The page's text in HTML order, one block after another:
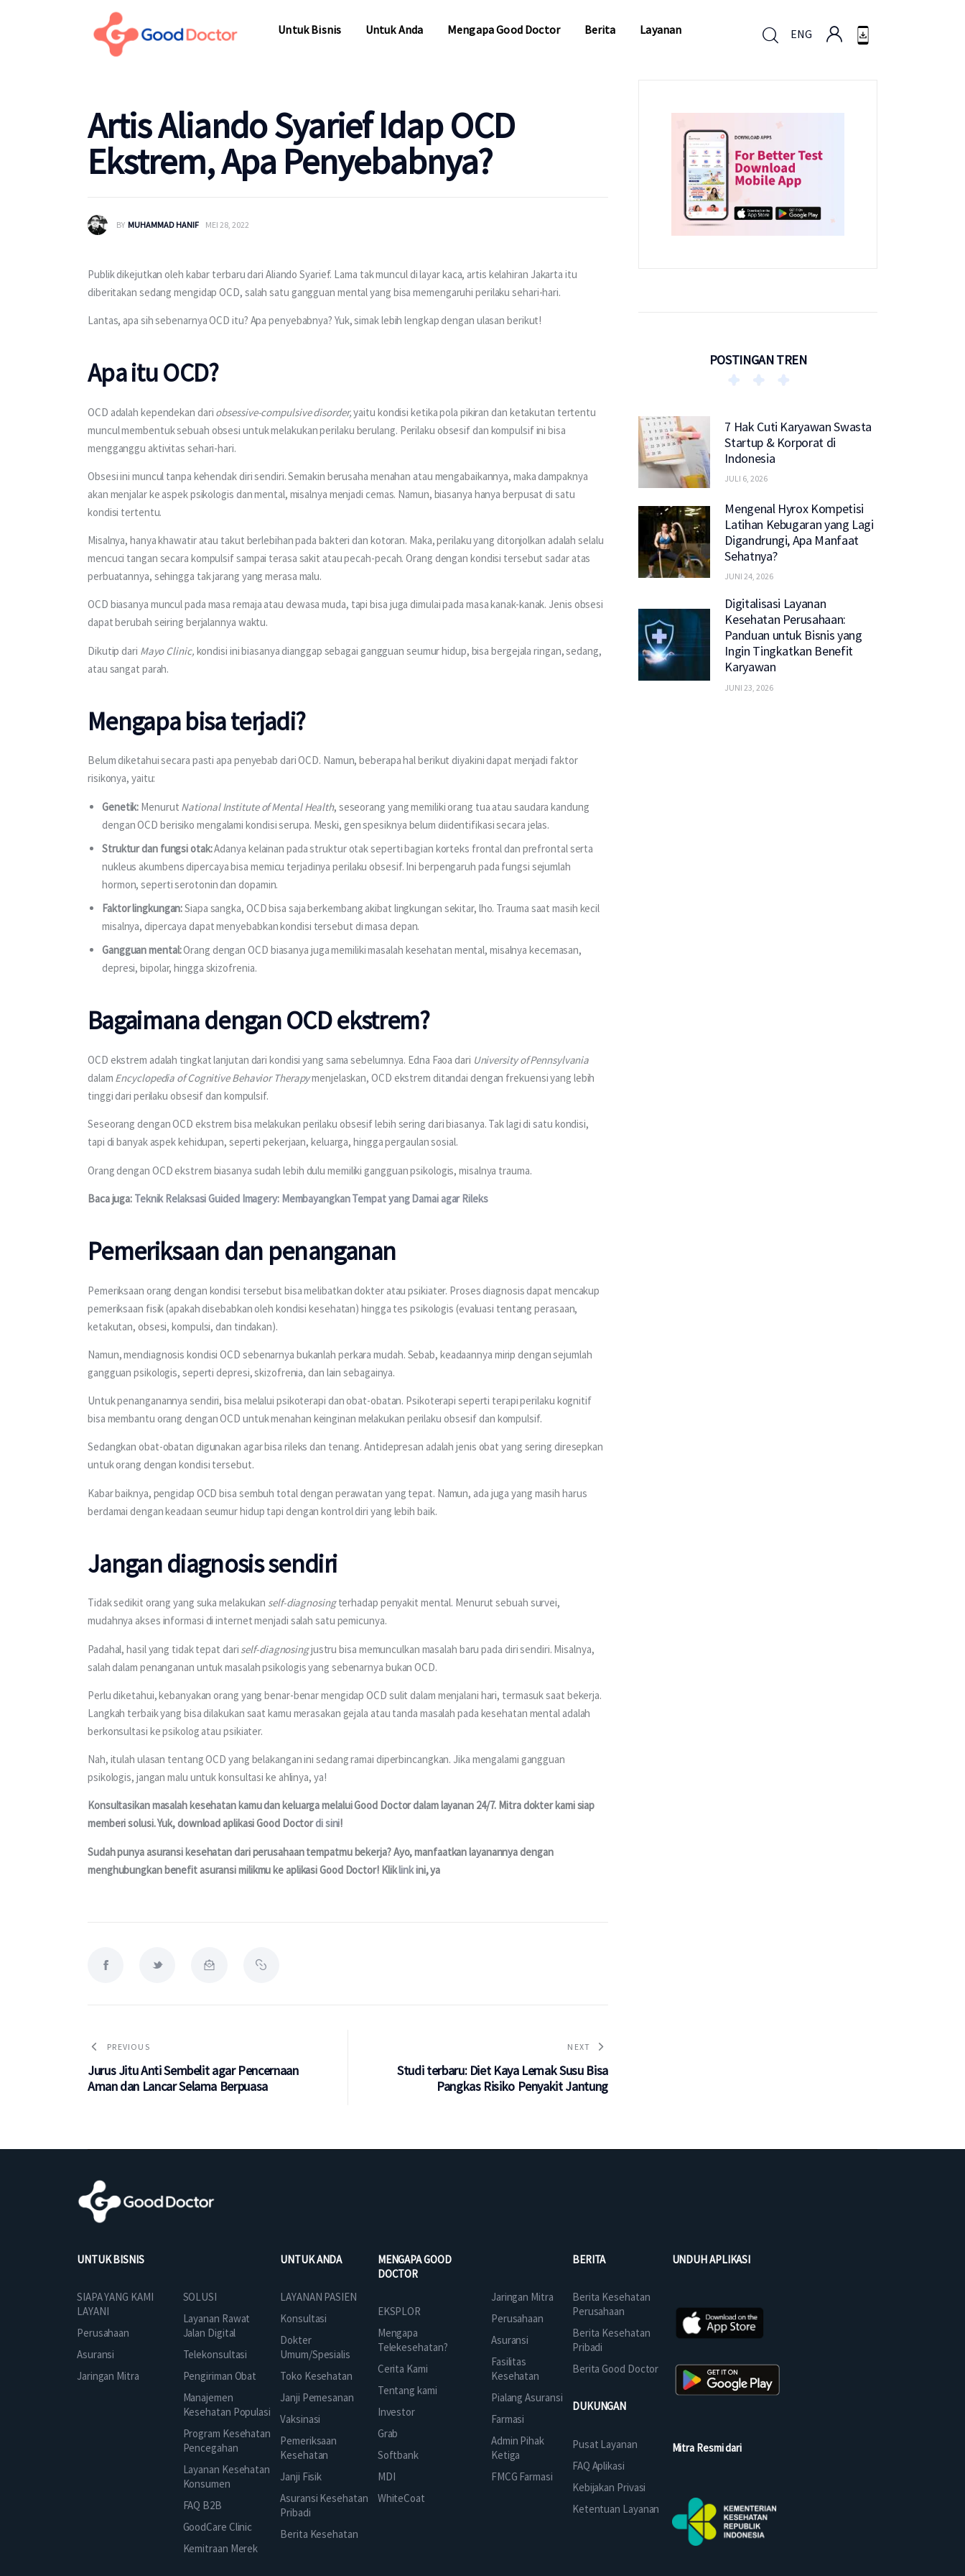
Untuk Bisnis Untuk Anda Mengapa Good Doctor Berita Layanan ENG
Artis Aliando Syarief Idap OCD
Ekstrem, Apa Penyebabnya?
BY MUHAMMAD HANIF MEI 28, 2022
Publik dikejutkan oleh kabar terbaru dari Aliando Syarief. Lama tak muncul di layar kaca, artis kelahiran Jakarta itu
diberitakan sedang mengidap OCD, salah satu gangguan mental yang bisa memengaruhi perilaku sehari-hari.
Lantas, apa sih sebenarnya OCD itu? Apa penyebabnya? Yuk, simak lebih lengkap dengan ulasan berikut!
Apa itu OCD?
OCD adalah kependekan dari obsessive-compulsive disorder, yaitu kondisi ketika pola pikiran dan ketakutan tertentu
muncul membentuk sebuah obsesi untuk melakukan perilaku berulang. Perilaku obsesif dan kompulsif ini bisa
mengganggu aktivitas sehari-hari.
Obsesi ini muncul tanpa kehendak diri sendiri. Semakin berusaha menahan atau mengabaikannya, maka dampaknya
akan menjalar ke aspek psikologis dan mental, misalnya menjadi cemas. Namun, biasanya hanya berpusat di satu
kondisi tertentu.
Misalnya, hanya khawatir atau takut berlebihan pada bakteri dan kotoran. Maka, perilaku yang ditonjolkan adalah selalu
mencuci tangan secara kompulsif sampai terasa sakit atau pecah-pecah. Orang dengan kondisi tersebut sadar atas
perbuatannya, sehingga tak jarang yang merasa malu.
OCD biasanya muncul pada masa remaja atau dewasa muda, tapi bisa juga dimulai pada masa kanak-kanak. Jenis obsesi
dapat berubah seiring berjalannya waktu.
Dikutip dari Mayo Clinic, kondisi ini biasanya dianggap sebagai gangguan seumur hidup, bisa bergejala ringan, sedang,
atau sangat parah.
Mengapa bisa terjadi?
Belum diketahui secara pasti apa penyebab dari OCD. Namun, beberapa hal berikut diyakini dapat menjadi faktor
risikonya, yaitu:
Genetik: Menurut National Institute of Mental Health, seseorang yang memiliki orang tua atau saudara kandung
dengan OCD berisiko mengalami kondisi serupa. Meski, gen spesiknya belum diidentifikasi secara jelas.
Struktur dan fungsi otak:Adanya kelainan pada struktur otak seperti bagian korteks frontal dan prefrontal serta
nukleus akumbens dipercaya bisa memicu terjadinya perilaku obsesif. Ini berpengaruh pada fungsi sejumlah
hormon, seperti serotonin dan dopamin.
Faktor lingkungan:Siapa sangka, OCD bisa saja berkembang akibat lingkungan sekitar, lho. Trauma saat masih kecil
misalnya, dipercaya dapat menyebabkan kondisi tersebut di masa depan.
Gangguan mental:Orang dengan OCD biasanya juga memiliki masalah kesehatan mental, misalnya kecemasan,
depresi, bipolar, hingga skizofrenia.
Bagaimana dengan OCD ekstrem?
OCD ekstrem adalah tingkat lanjutan dari kondisi yang sama sebelumnya. Edna Faoa dari University of Pennsylvania
dalam Encyclopedia of Cognitive Behavior Therapy menjelaskan, OCD ekstrem ditandai dengan frekuensi yang lebih
tinggi dari perilaku obsesif dan kompulsif.
Seseorang dengan OCD ekstrem bisa melakukan perilaku obsesif lebih sering dari biasanya. Tak lagi di satu kondisi,
tapi di banyak aspek kehidupan, seperti pekerjaan, keluarga, hingga pergaulan sosial.
Orang dengan OCD ekstrem biasanya sudah lebih dulu memiliki gangguan psikologis, misalnya trauma.
Baca juga: Teknik Relaksasi Guided Imagery: Membayangkan Tempat yang Damai agar Rileks
Pemeriksaan dan penanganan
Pemeriksaan orang dengan kondisi tersebut bisa melibatkan dokter atau psikiater. Proses diagnosis dapat mencakup
pemeriksaan fisik (apakah disebabkan oleh kondisi kesehatan) hingga tes psikologis (evaluasi tentang perasaan,
ketakutan, obsesi, kompulsi, dan tindakan).
Namun, mendiagnosis kondisi OCD sebenarnya bukanlah perkara mudah. Sebab, keadaannya mirip dengan sejumlah
gangguan psikologis, seperti depresi, skizofrenia, dan lain sebagainya.
Untuk penanganannya sendiri, bisa melalui psikoterapi dan obat-obatan. Psikoterapi seperti terapi perilaku kognitif
bisa membantu orang dengan OCD untuk menahan keinginan melakukan perilaku obsesif dan kompulsif.
Sedangkan obat-obatan digunakan agar bisa rileks dan tenang. Antidepresan adalah jenis obat yang sering diresepkan
untuk orang dengan kondisi tersebut.
Kabar baiknya, pengidap OCD bisa sembuh total dengan perawatan yang tepat. Namun, ada juga yang masih harus
berdamai dengan keadaan seumur hidup tapi dengan kontrol diri yang lebih baik.
Jangan diagnosis sendiri
Tidak sedikit orang yang suka melakukan self-diagnosing terhadap penyakit mental. Menurut sebuah survei,
mudahnya akses informasi di internet menjadi salah satu pemicunya.
Padahal, hasil yang tidak tepat dari self-diagnosing justru bisa memunculkan masalah baru pada diri sendiri. Misalnya,
salah dalam penanganan untuk masalah psikologis yang sebenarnya bukan OCD.
Perlu diketahui, kebanyakan orang yang benar-benar mengidap OCD sulit dalam menjalani hari, termasuk saat bekerja.
Langkah terbaik yang bisa dilakukan saat kamu merasakan gejala atau tanda masalah pada kesehatan mental adalah
berkonsultasi ke psikolog atau psikiater.
Nah, itulah ulasan tentang OCD yang belakangan ini sedang ramai diperbincangkan. Jika mengalami gangguan
psikologis, jangan malu untuk konsultasi ke ahlinya, ya!
Konsultasikan masalah kesehatan kamu dan keluarga melalui Good Doctor dalam layanan 24/7. Mitra dokter kami siap
memberi solusi. Yuk, download aplikasi Good Doctor di sini!
Sudah punya asuransi kesehatan dari perusahaan tempatmu bekerja? Ayo, manfaatkan layanannya dengan
menghubungkan benefit asuransi milikmu ke aplikasi Good Doctor! Klik link ini, ya
PREVIOUS
Jurus Jitu Anti Sembelit agar Pencernaan
Aman dan Lancar Selama Berpuasa
NEXT
Studi terbaru: Diet Kaya Lemak Susu Bisa
Pangkas Risiko Penyakit Jantung
POSTINGAN TREN
7 Hak Cuti Karyawan Swasta
Startup & Korporat di
Indonesia
JULI 6, 2026
Mengenal Hyrox Kompetisi
Latihan Kebugaran yang Lagi
Digandrungi, Apa Manfaat
Sehatnya?
JUNI 24, 2026
Digitalisasi Layanan
Kesehatan Perusahaan:
Panduan untuk Bisnis yang
Ingin Tingkatkan Benefit
Karyawan
JUNI 23, 2026
UNTUK BISNIS
SIAPA YANG KAMI
LAYANI
Perusahaan
Asuransi
Jaringan Mitra
SOLUSI
Layanan Rawat
Jalan Digital
Telekonsultasi
Pengiriman Obat
Manajemen
Kesehatan Populasi
Program Kesehatan
Pencegahan
Layanan Kesehatan
Konsumen
FAQ B2B
GoodCare Clinic
Kemitraan Merek
UNTUK ANDA
LAYANAN PASIEN
Konsultasi
Dokter
Umum/Spesialis
Toko Kesehatan
Janji Pemesanan
Vaksinasi
Pemeriksaan
Kesehatan
Janji Fisik
Asuransi Kesehatan
Pribadi
Berita Kesehatan
MENGAPA GOOD
DOCTOR
EKSPLOR
Mengapa
Telekesehatan?
Cerita Kami
Tentang kami
Investor
Grab
Softbank
MDI
WhiteCoat
Jaringan Mitra
Perusahaan
Asuransi
Fasilitas
Kesehatan
Pialang Asuransi
Farmasi
Admin Pihak
Ketiga
FMCG Farmasi
BERITA
Berita Kesehatan
Perusahaan
Berita Kesehatan
Pribadi
Berita Good Doctor
DUKUNGAN
Pusat Layanan
FAQ Aplikasi
Kebijakan Privasi
Ketentuan Layanan
UNDUH APLIKASI
Mitra Resmi dari